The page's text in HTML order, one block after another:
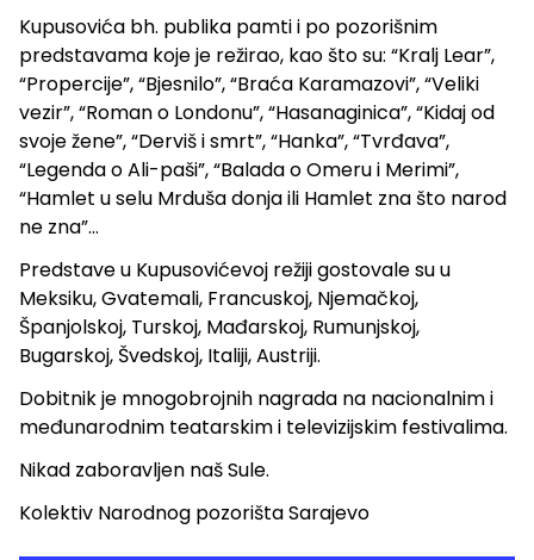
Kupusovića bh. publika pamti i po pozorišnim
predstavama koje je režirao, kao što su: “Kralj Lear”,
“Propercije”, “Bjesnilo”, “Braća Karamazovi”, “Veliki
vezir”, “Roman o Londonu”, “Hasanaginica”, “Kidaj od
svoje žene”, “Derviš i smrt”, “Hanka”, “Tvrđava”,
“Legenda o Ali-paši”, “Balada o Omeru i Merimi”,
“Hamlet u selu Mrduša donja ili Hamlet zna što narod
ne zna”…
Predstave u Kupusovićevoj režiji gostovale su u
Meksiku, Gvatemali, Francuskoj, Njemačkoj,
Španjolskoj, Turskoj, Mađarskoj, Rumunjskoj,
Bugarskoj, Švedskoj, Italiji, Austriji.
Dobitnik je mnogobrojnih nagrada na nacionalnim i
međunarodnim teatarskim i televizijskim festivalima.
Nikad zaboravljen naš Sule.
Kolektiv Narodnog pozorišta Sarajevo